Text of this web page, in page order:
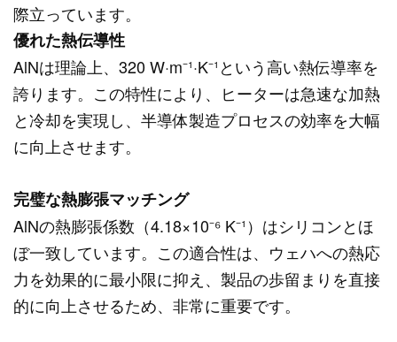
際立っています。
優れた熱伝導性
AlNは理論上、320 W·m⁻¹·K⁻¹という高い熱伝導率を
誇ります。この特性により、ヒーターは急速な加熱
と冷却を実現し、半導体製造プロセスの効率を大幅
に向上させます。
完璧な熱膨張マッチング
AlNの熱膨張係数（4.18×10⁻⁶ K⁻¹）はシリコンとほ
ぼ一致しています。この適合性は、ウェハへの熱応
力を効果的に最小限に抑え、製品の歩留まりを直接
的に向上させるため、非常に重要です。